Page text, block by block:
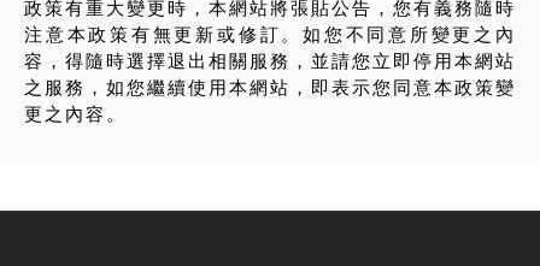
政策有重大變更時，本網站將張貼公告，您有義務隨時
注意本政策有無更新或修訂。如您不同意所變更之內
容，得隨時選擇退出相關服務，並請您立即停用本網站
之服務，如您繼續使用本網站，即表示您同意本政策變
更之內容。